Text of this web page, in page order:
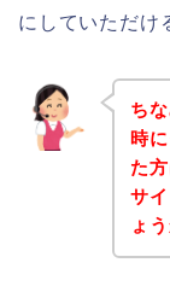
にしていただけ
ち
時
た
サ
ょ